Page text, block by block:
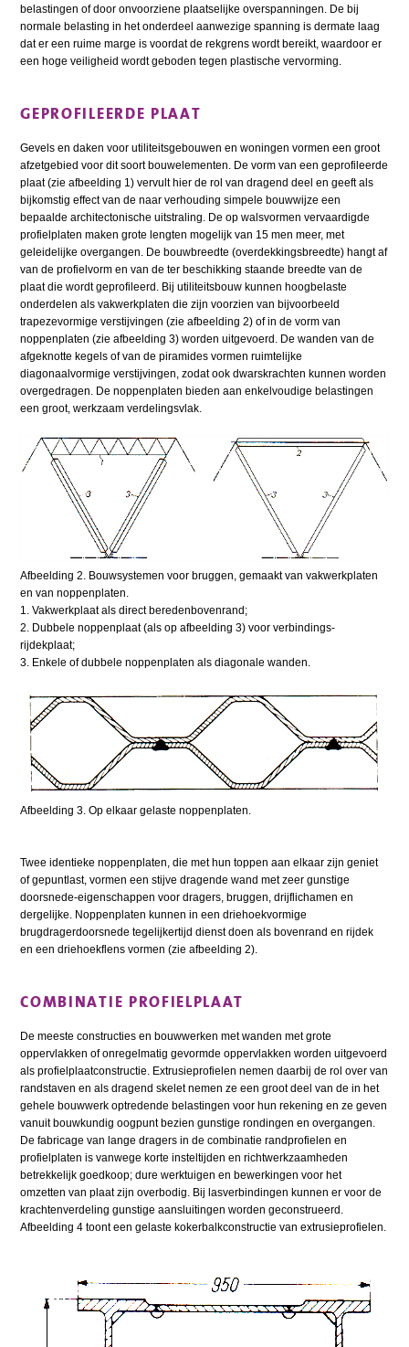
belastingen of door onvoorziene plaatselijke overspanningen. De bij
normale belasting in het onderdeel aanwezige spanning is dermate laag
dat er een ruime marge is voordat de rekgrens wordt bereikt, waardoor er
een hoge veiligheid wordt geboden tegen plastische vervorming.
GEPROFILEERDE PLAAT
Gevels en daken voor utiliteitsgebouwen en woningen vormen een groot
afzetgebied voor dit soort bouwelementen. De vorm van een geprofileerde
plaat (zie afbeelding 1) vervult hier de rol van dragend deel en geeft als
bijkomstig effect van de naar verhouding simpele bouwwijze een
bepaalde architectonische uitstraling. De op walsvormen vervaardigde
profielplaten maken grote lengten mogelijk van 15 men meer, met
geleidelijke overgangen. De bouwbreedte (overdekkingsbreedte) hangt af
van de profielvorm en van de ter beschikking staande breedte van de
plaat die wordt geprofileerd. Bij utiliteitsbouw kunnen hoogbelaste
onderdelen als vakwerkplaten die zijn voorzien van bijvoorbeeld
trapezevormige verstijvingen (zie afbeelding 2) of in de vorm van
noppenplaten (zie afbeelding 3) worden uitgevoerd. De wanden van de
afgeknotte kegels of van de piramides vormen ruimtelijke
diagonaalvormige verstijvingen, zodat ook dwarskrachten kunnen worden
overgedragen. De noppenplaten bieden aan enkelvoudige belastingen
een groot, werkzaam verdelingsvlak.
Afbeelding 2. Bouwsystemen voor bruggen, gemaakt van vakwerkplaten
en van noppenplaten.
1. Vakwerkplaat als direct beredenbovenrand;
2. Dubbele noppenplaat (als op afbeelding 3) voor verbindings-
rijdekplaat;
3. Enkele of dubbele noppenplaten als diagonale wanden.
Afbeelding 3. Op elkaar gelaste noppenplaten.
Twee identieke noppenplaten, die met hun toppen aan elkaar zijn geniet
of gepuntlast, vormen een stijve dragende wand met zeer gunstige
doorsnede-eigenschappen voor dragers, bruggen, drijflichamen en
dergelijke. Noppenplaten kunnen in een driehoekvormige
brugdragerdoorsnede tegelijkertijd dienst doen als bovenrand en rijdek
en een driehoekflens vormen (zie afbeelding 2).
COMBINATIE PROFIELPLAAT
De meeste constructies en bouwwerken met wanden met grote
oppervlakken of onregelmatig gevormde oppervlakken worden uitgevoerd
als profielplaatconstructie. Extrusieprofielen nemen daarbij de rol over van
randstaven en als dragend skelet nemen ze een groot deel van de in het
gehele bouwwerk optredende belastingen voor hun rekening en ze geven
vanuit bouwkundig oogpunt bezien gunstige rondingen en overgangen.
De fabricage van lange dragers in de combinatie randprofielen en
profielplaten is vanwege korte insteltijden en richtwerkzaamheden
betrekkelijk goedkoop; dure werktuigen en bewerkingen voor het
omzetten van plaat zijn overbodig. Bij lasverbindingen kunnen er voor de
krachtenverdeling gunstige aansluitingen worden geconstrueerd.
Afbeelding 4 toont een gelaste kokerbalkconstructie van extrusieprofielen.